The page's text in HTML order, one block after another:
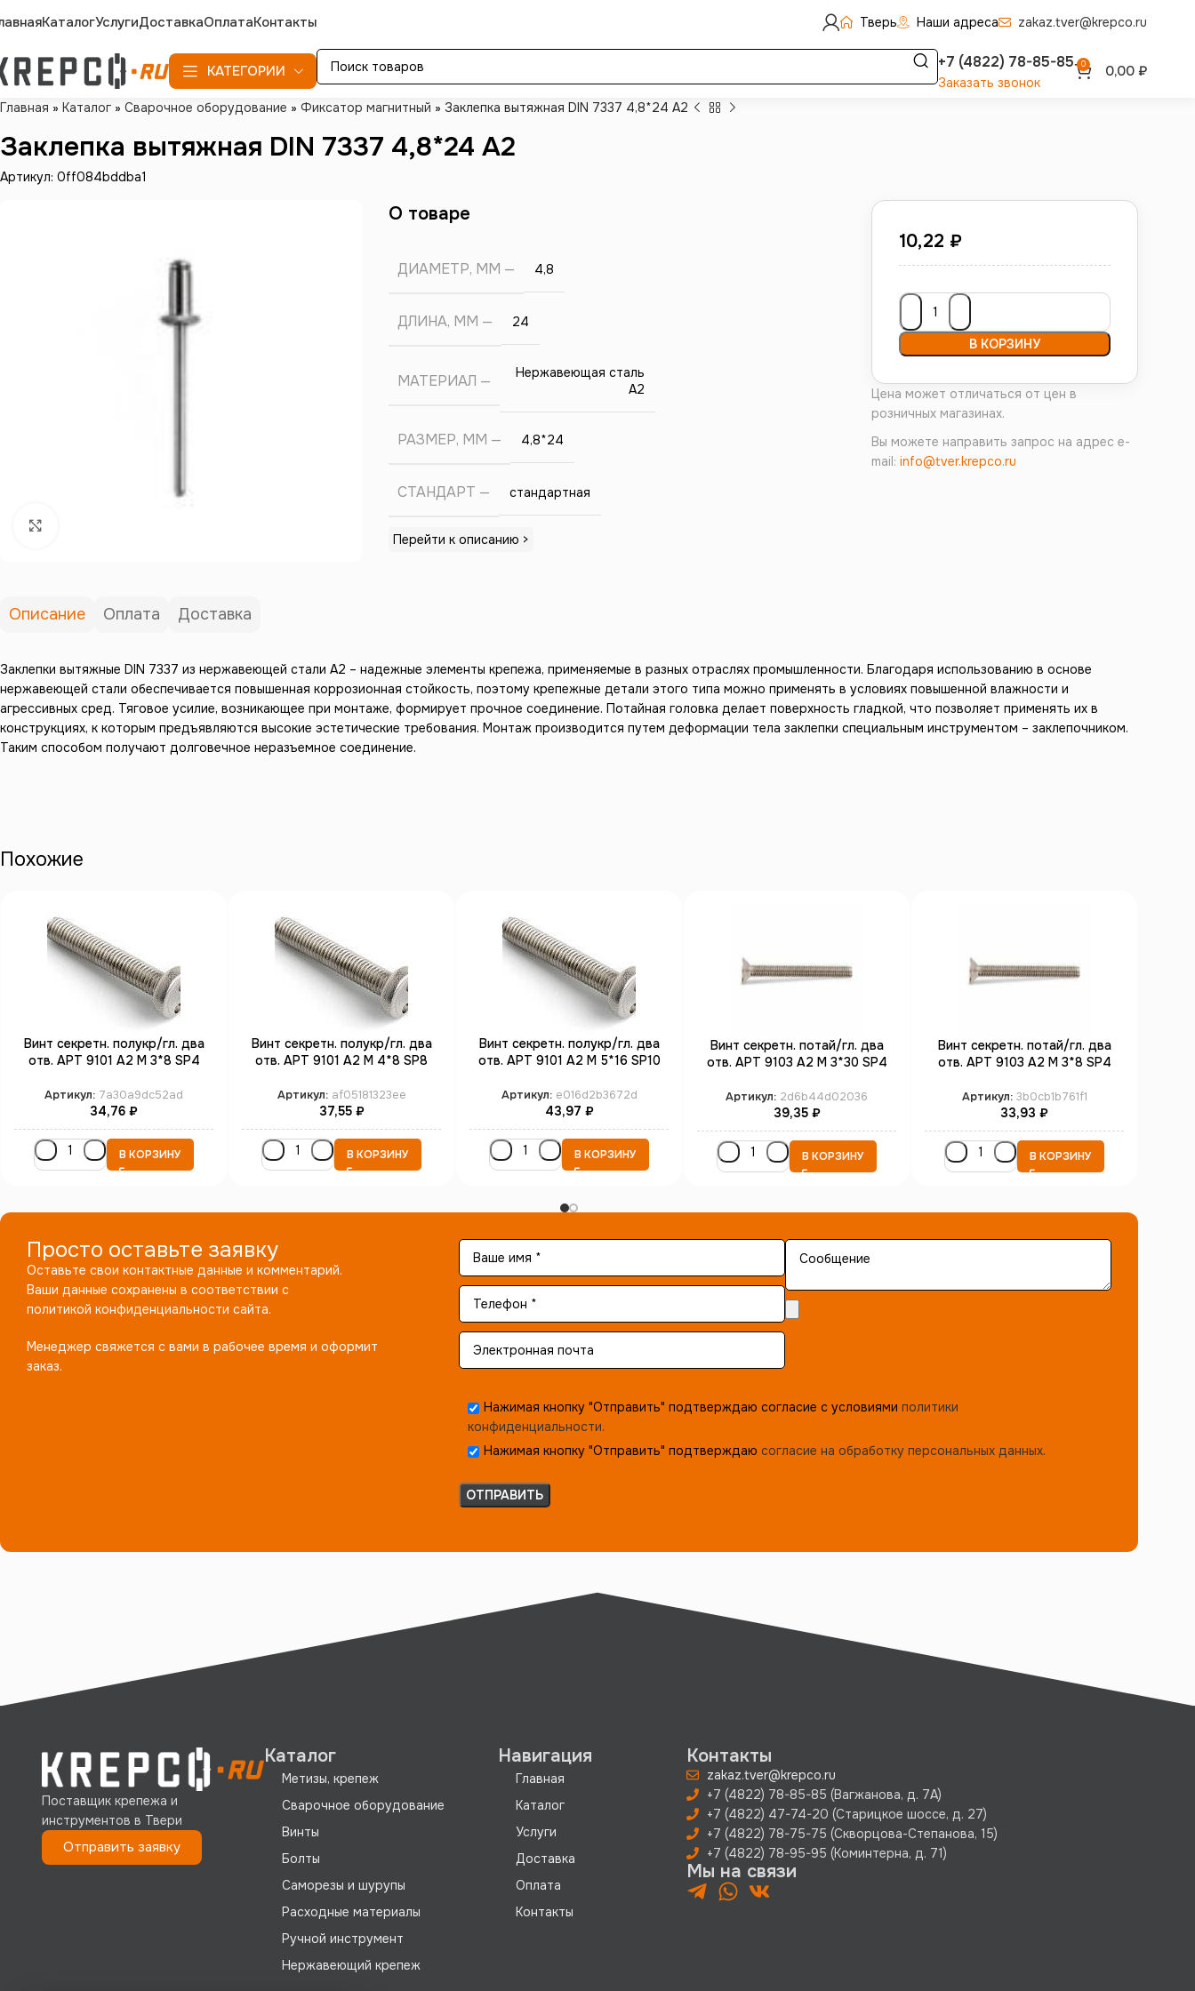
КаталогУслугиДоставкаОплатаКонтакты Тверь Наши адреса zakaz.tver@krepco.ru
КАТЕГОРИИ +7 (4822) 78-85-85
Заказать звонок
0 0,00 ₽
Главная » Каталог » Сварочное оборудование » Фиксатор магнитный » Заклепка вытяжная DIN 7337 4,8*24 А2
Заклепка вытяжная DIN 7337 4,8*24 А2
Артикул: 0ff084bddba1
10,22 ₽
В КОРЗИНУ
Цена может отличаться от цен в
розничных магазинах.
Вы можете направить запрос на адрес e-
mail: info@tver.krepco.ru
О товаре
ДИАМЕТР, ММ 4,8
ДЛИНА, ММ 24
МАТЕРИАЛ
Нержавеющая сталь
А2
РАЗМЕР, ММ 4,8*24
СТАНДАРТ стандартная
Перейти к описанию >
Описание Оплата Доставка
Заклепки вытяжные DIN 7337 из нержавеющей стали A2 – надежные элементы крепежа, применяемые в разных отраслях промышленности. Благодаря использованию в основе
нержавеющей стали обеспечивается повышенная коррозионная стойкость, поэтому крепежные детали этого типа можно применять в условиях повышенной влажности и
агрессивных сред. Тяговое усилие, возникающее при монтаже, формирует прочное соединение. Потайная головка делает поверхность гладкой, что позволяет применять их в
конструкциях, к которым предъявляются высокие эстетические требования. Монтаж производится путем деформации тела заклепки специальным инструментом – заклепочником.
Таким способом получают долговечное неразъемное соединение.
Похожие
Винт секретн. полукр/гл. два
отв. АРТ 9101 А2 M 3*8 SP4
Артикул: 7a30a9dc52ad
34,76 ₽
В КОРЗИНУ
Винт секретн. полукр/гл. два
отв. АРТ 9101 А2 M 4*8 SP8
Артикул: af05181323ee
37,55 ₽
В КОРЗИНУ
Винт секретн. полукр/гл. два
отв. АРТ 9101 А2 M 5*16 SP10
Артикул: e016d2b3672d
43,97 ₽
В КОРЗИНУ
Винт секретн. потай/гл. два
отв. АРТ 9103 А2 M 3*30 SP4
Артикул: 2d6b44d02036
39,35 ₽
В КОРЗИНУ
Винт секретн. потай/гл. два
отв. АРТ 9103 А2 M 3*8 SP4
Артикул: 3b0cb1b761f1
33,93 ₽
В КОРЗИНУ
Просто оставьте заявку
Оставьте свои контактные данные и комментарий.
Ваши данные сохранены в соответствии с
политикой конфиденциальности сайта.
Менеджер свяжется с вами в рабочее время и оформит
заказ.
Нажимая кнопку "Отправить" подтверждаю согласие с условиямиполитики
конфиденциальности.
Нажимая кнопку "Отправить" подтверждаюсогласие на обработку персональных данных.
Поставщик крепежа и
инструментов в Твери
Отправить заявку
Каталог
Метизы, крепеж
Сварочное оборудование
Винты
Болты
Саморезы и шурупы
Расходные материалы
Ручной инструмент
Нержавеющий крепеж
Навигация
Главная
Каталог
Услуги
Доставка
Оплата
Контакты
Контакты
zakaz.tver@krepco.ru
+7 (4822) 78-85-85 (Вагжанова, д. 7А)
+7 (4822) 47-74-20 (Старицкое шоссе, д. 27)
+7 (4822) 78-75-75 (Скворцова-Степанова, 15)
+7 (4822) 78-95-95 (Коминтерна, д. 71)
Мы на связи